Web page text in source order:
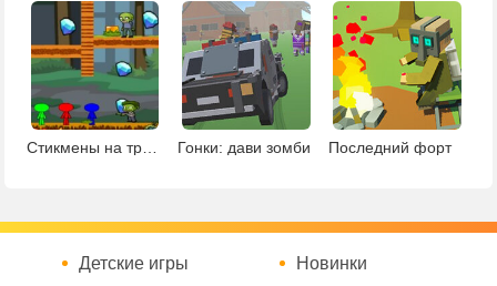
Стикмены на троих Гонки: дави зомби Последний форт
Детские игры
Новинки